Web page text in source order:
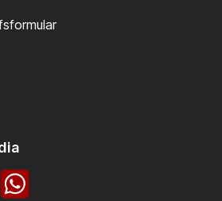
WhatsApp